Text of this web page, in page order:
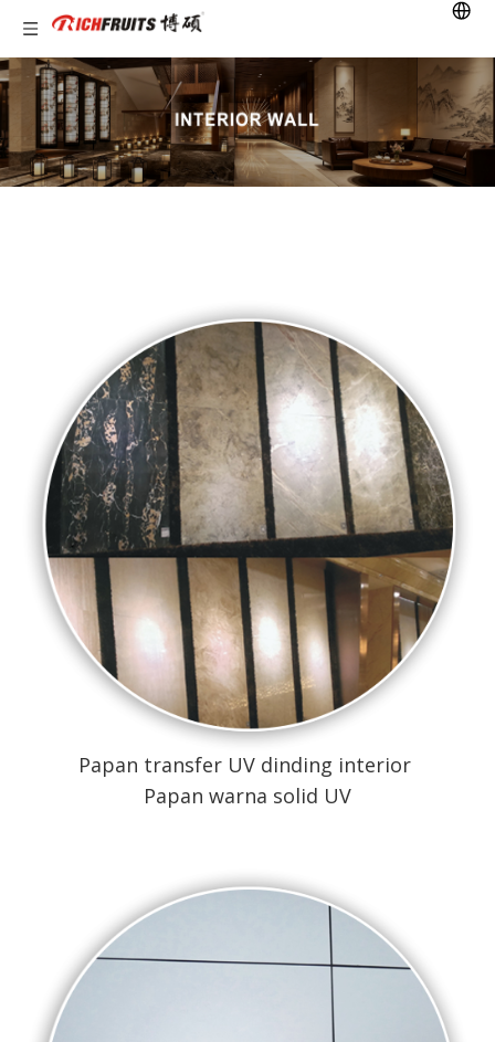
Papan transfer UV dinding interior
Papan warna solid UV